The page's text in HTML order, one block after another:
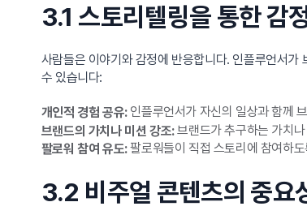
3.1 스토리텔링을 통한 감
사람들은 이야기와 감정에 반응합니다. 인플루언서
수 있습니다:
개인적 경험 공유:인플루언서가 자신의 일상과 함께
브랜드의 가치나 미션 강조:브랜드가 추구하는 가치
팔로워 참여 유도:팔로워들이 직접 스토리에 참여하
3.2 비주얼 콘텐츠의 중요